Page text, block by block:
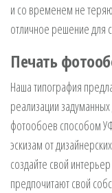
и со временем не
отличное решение для
Печать
Наша типография
реализации
фотообоев способом
эскизам от
создайте свой
предпочитают свой